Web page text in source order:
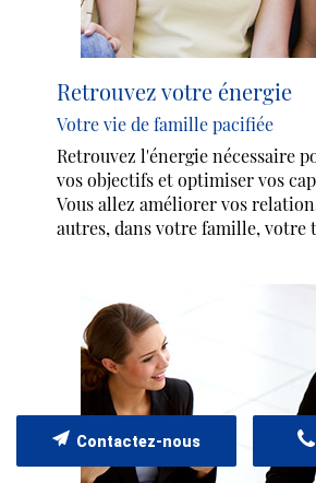
Retrouvez votre énergie
Votre vie de famille pacifiée
Retrouvez l'énergie nécessaire
vos objectifs et optimiser vos
Vous allez améliorer vos
autres, dans votre famille, votre
Contactez-nous